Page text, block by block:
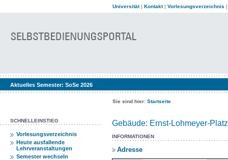
Universität| Kontakt| Vorlesungsverzeichnis
Aktuelles Semester: SoSe 2026
Sie sind hier: Startseite
SCHNELLEINSTIEG
Vorlesungsverzeichnis
Heute ausfallende
Lehrveranstaltungen
Semester wechseln
Gebäude: Ernst-Lohmeyer-
INFORMATIONEN
Adresse